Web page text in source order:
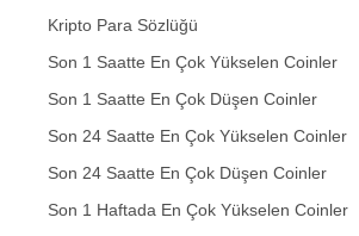
Kripto Para Sözlüğü
Son 1 Saatte En Çok Yükselen Coinler
Son 1 Saatte En Çok Düşen Coinler
Son 24 Saatte En Çok Yükselen Coinler
Son 24 Saatte En Çok Düşen Coinler
Son 1 Haftada En Çok Yükselen Coinler